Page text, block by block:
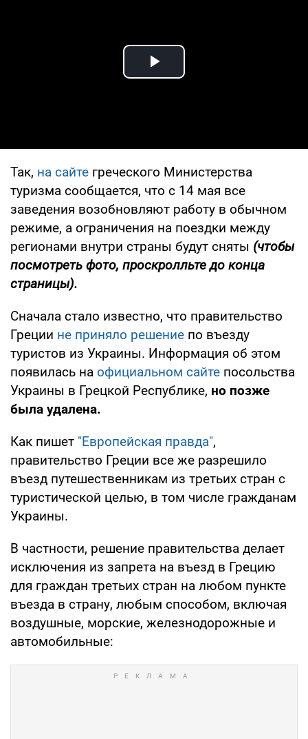
Play Video
Так, на сайте греческого Министерства
туризма сообщается, что с 14 мая все
заведения возобновляют работу в обычном
режиме, а ограничения на поездки между
регионами внутри страны будут сняты (чтобы
посмотреть фото, проскролльте до конца
страницы).
Сначала стало известно, что правительство
Греции не приняло решение по въезду
туристов из Украины. Информация об этом
появилась на официальном сайте посольства
Украины в Грецкой Республике, но позже
была удалена.
Как пишет "Европейская правда",
правительство Греции все же разрешило
въезд путешественникам из третьих стран с
туристической целью, в том числе гражданам
Украины.
В частности, решение правительства делает
исключения из запрета на въезд в Грецию
для граждан третьих стран на любом пункте
въезда в страну, любым способом, включая
воздушные, морские, железнодорожные и
автомобильные: